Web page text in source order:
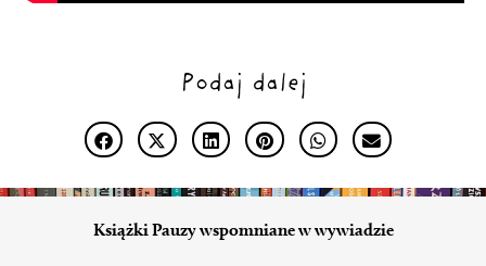
Podaj dalej
Książki Pauzy wspomniane w wywiadzie